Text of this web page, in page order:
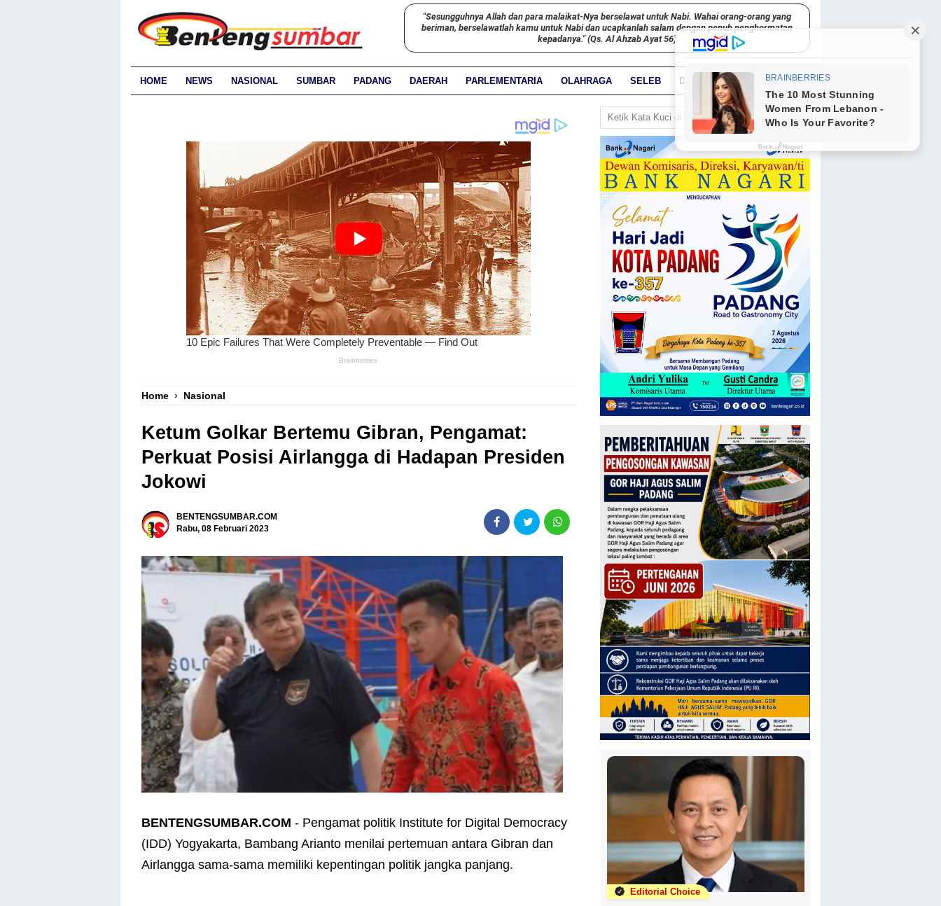
"Sesungguhnya Allah dan para malaikat-Nya berselawat untuk Nabi. Wahai orang-orang yang
beriman, berselawatlah kamu untuk Nabi dan ucapkanlah salam dengan penuh penghormatan
kepadanya." (Qs. Al Ahzab Ayat 56)
HOME NEWS NASIONAL SUMBAR PADANG DAERAH PARLEMENTARIA OLAHRAGA SELEB DUNIA PARIWARA
Home › Nasional
Ketum Golkar Bertemu Gibran, Pengamat:
Perkuat Posisi Airlangga di Hadapan Presiden
Jokowi
BENTENGSUMBAR.COM
Rabu, 08 Februari 2023
BENTENGSUMBAR.COM - Pengamat politik Institute for Digital Democracy
(IDD) Yogyakarta, Bambang Arianto menilai pertemuan antara Gibran dan
Airlangga sama-sama memiliki kepentingan politik jangka panjang.
GO
Editorial Choice